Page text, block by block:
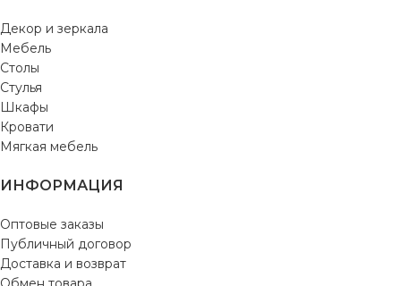
Декор и зеркала
Мебель
Столы
Стулья
Шкафы
Кровати
Мягкая мебель
ИНФОРМАЦИЯ
Оптовые заказы
Публичный договор
Доставка и возврат